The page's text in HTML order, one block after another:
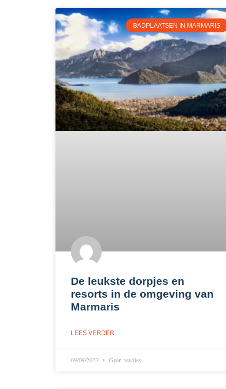
BADPLAATSEN IN MARMARIS
De leukste dorpjes en
resorts in de omgeving van
Marmaris
LEES VERDER
09/09/2023 Geen reacties